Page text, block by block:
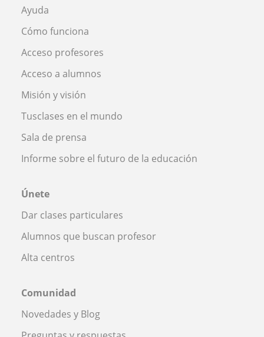
Ayuda
Cómo funciona
Acceso profesores
Acceso a alumnos
Misión y visión
Tusclases en el mundo
Sala de prensa
Informe sobre el futuro de la educación
Únete
Dar clases particulares
Alumnos que buscan profesor
Alta centros
Comunidad
Novedades y Blog